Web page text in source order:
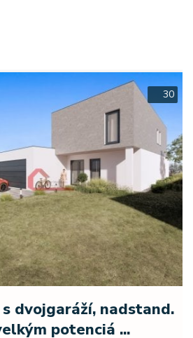
dvojgaráží, nadstand.
potenciá ...